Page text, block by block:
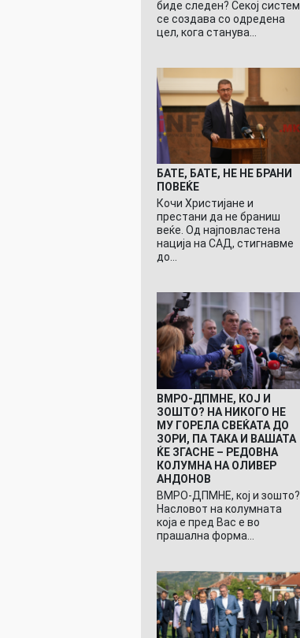
биде следен? Секој систем
се создава со одредена
цел, кога станува…
БАТЕ, БАТЕ, НЕ НЕ БРАНИ
ПОВЕЌЕ
Кочи Христијане и
престани да не браниш
веќе. Од најповластена
нација на САД, стигнавме
до…
ВМРО-ДПМНЕ, КОЈ И
ЗОШТО? НА НИКОГО НЕ
МУ ГОРЕЛА СВЕЌАТА ДО
ЗОРИ, ПА ТАКА И ВАШАТА
ЌЕ ЗГАСНЕ – РЕДОВНА
КОЛУМНА НА ОЛИВЕР
АНДОНОВ
ВМРО-ДПМНЕ, кој и зошто?
Насловот на колумната
која е пред Вас е во
прашална форма…